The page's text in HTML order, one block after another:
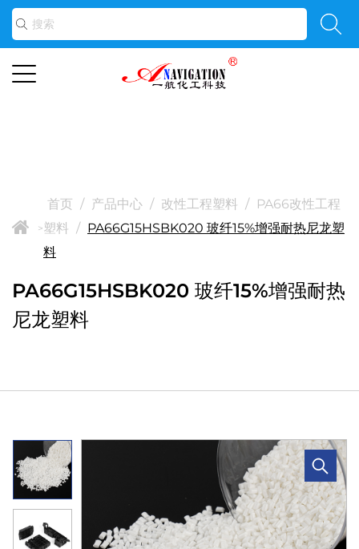
>
首页 / 产品中心 / 改性工程塑料 / PA66改性工程
塑料 / PA66G15HSBK020 玻纤15%增强耐热尼龙塑
料
PA66G15HSBK020 玻纤15%增强耐热
尼龙塑料